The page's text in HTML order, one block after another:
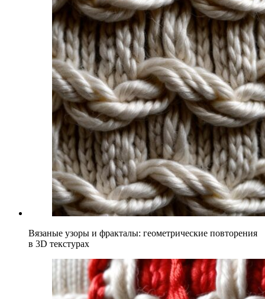
Вязаные узоры и фракталы: геометрические повторения
в 3D текстурах